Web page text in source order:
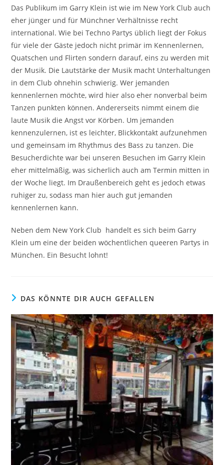
Das Publikum im Garry Klein ist wie im New York Club auch
eher jünger und für Münchner Verhältnisse recht
international. Wie bei Techno Partys üblich liegt der Fokus
für viele der Gäste jedoch nicht primär im Kennenlernen,
Quatschen und Flirten sondern darauf, eins zu werden mit
der Musik. Die Lautstärke der Musik macht Unterhaltungen
in dem Club ohnehin schwierig. Wer jemanden
kennenlernen möchte, wird hier also eher nonverbal beim
Tanzen punkten können. Andererseits nimmt einem die
laute Musik die Angst vor Körben. Um jemanden
kennenzulernen, ist es leichter, Blickkontakt aufzunehmen
und gemeinsam im Rhythmus des Bass zu tanzen. Die
Besucherdichte war bei unseren Besuchen im Garry Klein
eher mittelmäßig, was sicherlich auch am Termin mitten in
der Woche liegt. Im Draußenbereich geht es jedoch etwas
ruhiger zu, sodass man hier auch gut jemanden
kennenlernen kann.
Neben dem New York Club handelt es sich beim Garry
Klein um eine der beiden wöchentlichen queeren Partys in
München. Ein Besucht lohnt!
DAS KÖNNTE DIR AUCH GEFALLEN